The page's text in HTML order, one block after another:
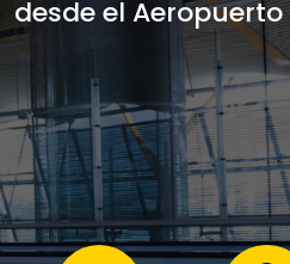
desde el Aeropuerto